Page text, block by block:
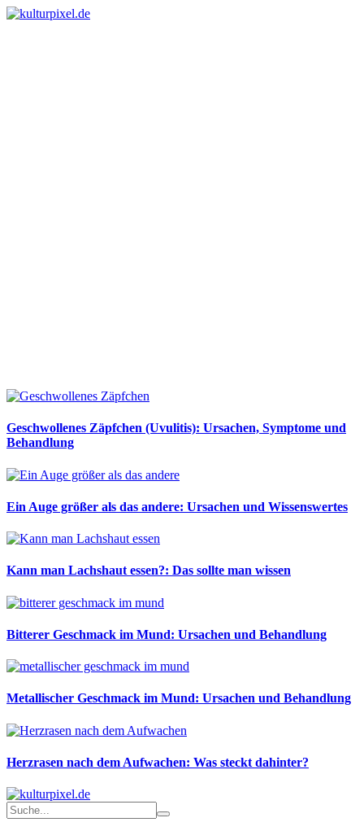
Geschwollenes Zäpfchen (Uvulitis): Ursachen, Symptome und
Behandlung
Ein Auge größer als das andere: Ursachen und Wissenswertes
Kann man Lachshaut essen?: Das sollte man wissen
Bitterer Geschmack im Mund: Ursachen und Behandlung
Metallischer Geschmack im Mund: Ursachen und Behandlung
Herzrasen nach dem Aufwachen: Was steckt dahinter?